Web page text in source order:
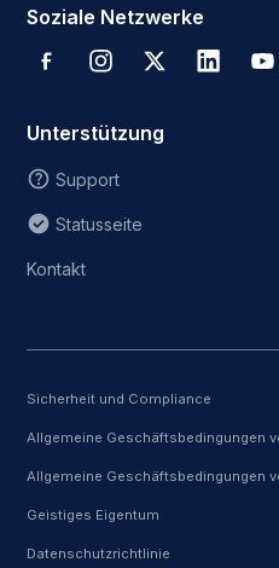
Soziale Netzwerke
Unterstützung
Support
Statusseite
Kontakt
Sicherheit und Compliance
Allgemeine Geschäftsbedingungen
Allgemeine Geschäftsbedingungen
Geistiges Eigentum
Datenschutzrichtlinie